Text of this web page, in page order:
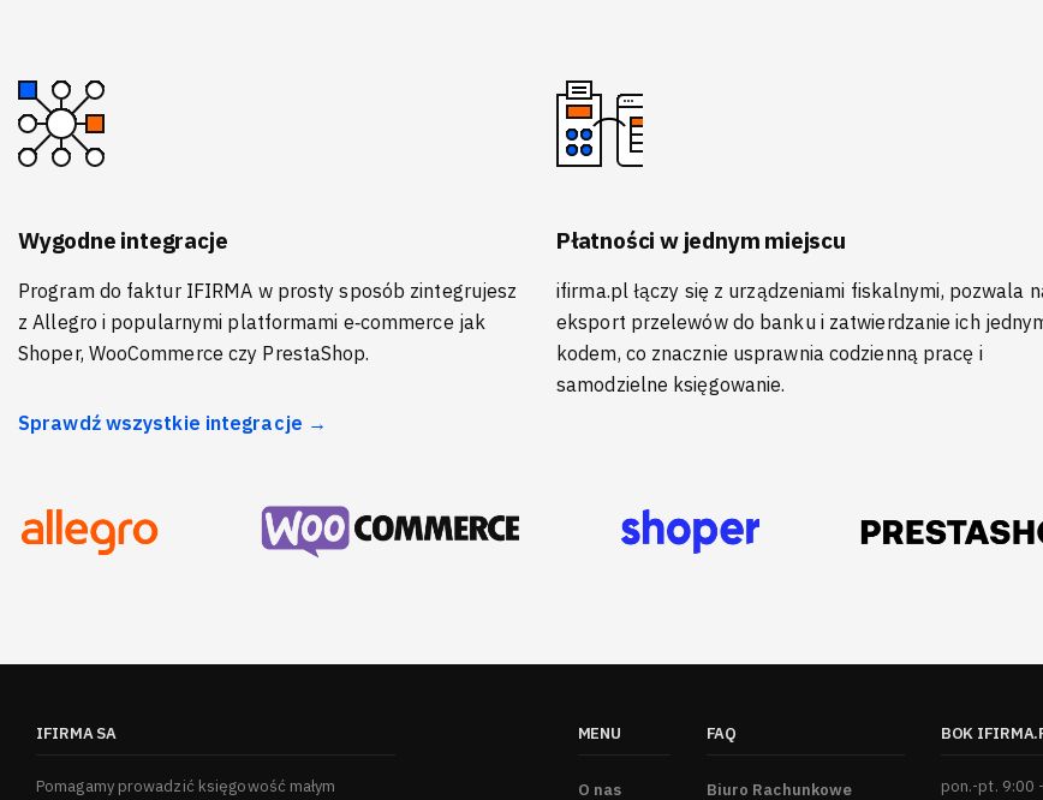
Wygodne integracje
Program do faktur IFIRMA w prosty sposób zintegrujesz
z Allegro i popularnymi platformami e‑commerce jak
Shoper, WooCommerce czy PrestaShop.
Sprawdź wszystkie integracje →
Płatności w jednym miejscu
ifirma.pl łączy się z urządzeniami fiskalnymi, pozwala
eksport przelewów do banku i zatwierdzanie ich
kodem, co znacznie usprawnia codzienną pracę i
samodzielne księgowanie.
IFIRMA SA
Pomagamy prowadzić księgowość małym
MENU
O nas
FAQ
Biuro Rachunkowe
BOK
pon.-pt. 9:00